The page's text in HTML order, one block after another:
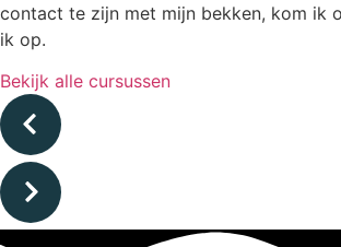
contact te zijn met mijn bekken, kom ik
ik op.
Bekijk alle cursussen